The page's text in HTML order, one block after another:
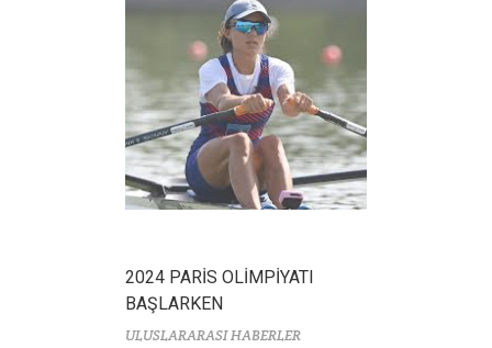
2024 PARİS OLİMPİYATI
BAŞLARKEN
ULUSLARARASI HABERLER